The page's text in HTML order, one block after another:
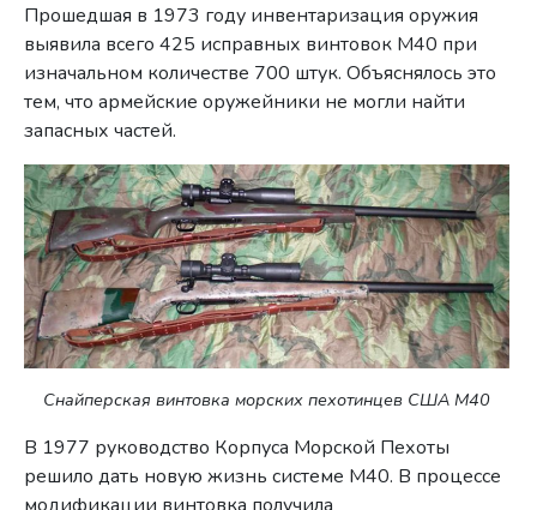
Прошедшая в 1973 году инвентаризация оружия
выявила всего 425 исправных винтовок М40 при
изначальном количестве 700 штук. Объяснялось это
тем, что армейские оружейники не могли найти
запасных частей.
Снайперская винтовка морских пехотинцев США M40
В 1977 руководство Корпуса Морской Пехоты
решило дать новую жизнь системе М40. В процессе